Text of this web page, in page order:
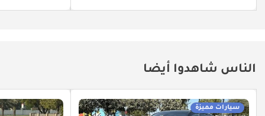
الناس شاهدوا أيضا
سيارات مميزة